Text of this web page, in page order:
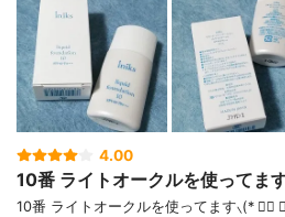
4.00
10番 ライトオークルを使ってま
10番 ライトオークルを使ってます⸜(* ॑▿